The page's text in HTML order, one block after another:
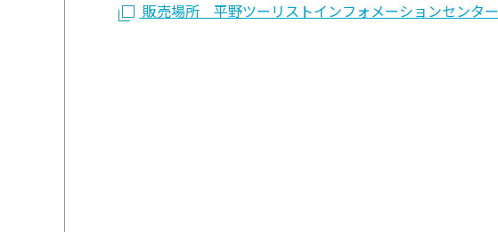
販売場所 平野ツーリストインフォメーションセンター